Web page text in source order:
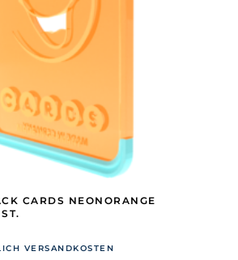
CARDS NEONORANGE
VERSANDKOSTEN